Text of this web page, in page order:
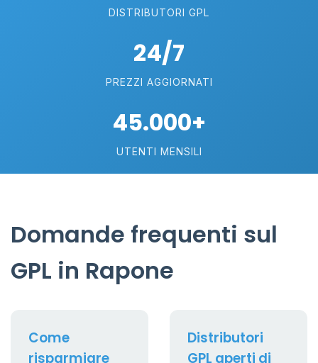
DISTRIBUTORI GPL
24/7
PREZZI AGGIORNATI
45.000+
UTENTI MENSILI
Domande frequenti sul
GPL in Rapone
Come
risparmiare
Distributori
GPL aperti di